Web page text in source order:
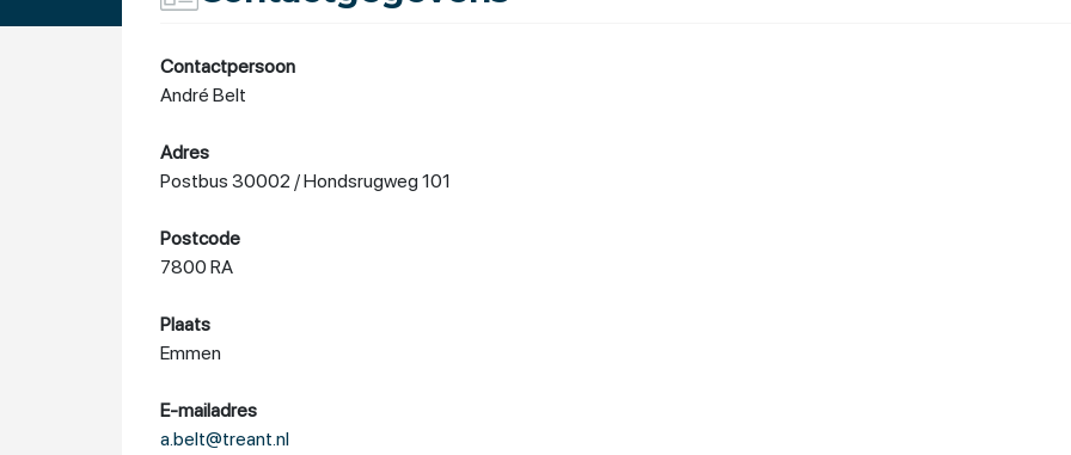
Contactpersoon
André Belt
Adres
Postbus 30002 / Hondsrugweg 101
Postcode
7800 RA
Plaats
Emmen
E-mailadres
a.belt@treant.nl